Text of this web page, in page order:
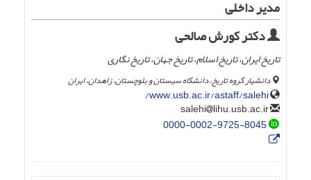
مدیر داخلی
دکتر کورش صالحی
تاریخ ایران، تاریخ اسلام، تاریخ جهان، تاریخ نگاری
دانشیار گروه تاریخ، دانشگاه سیستان و بلوچستان، زاهدان، ایران
www.usb.ac.ir/astaff/salehi/
lihu.usb.ac.ir
0000-0002-9725-8045